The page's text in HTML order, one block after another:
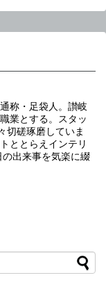
称・足袋人。讃岐
業とする。スタッ
切磋琢磨していま
ととらえインテリ
出来事を気楽に綴